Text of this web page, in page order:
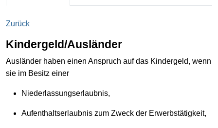
Zurück
Kindergeld/Ausländer
Ausländer haben einen Anspruch auf das Kindergeld, wenn
sie im Besitz einer
Niederlassungserlaubnis,
Aufenthaltserlaubnis zum Zweck der Erwerbstätigkeit,